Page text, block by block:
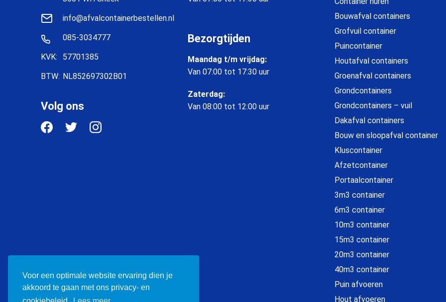
info@afvalcontainerbestellen.nl
085-3034777
KVK: 57701385
BTW: NL852697302B01
Volg ons
Bezorgtijden
Maandag t/m vrijdag:
Van 07:00 tot 17:30 uur
Zaterdag:
Van 08:00 tot 12:00 uur
Bouwafval containers
Grofvuil container
Puincontainer
Houtafval containers
Groenafval containers
Grondcontainers
Grondcontainers – vuil
Dakafval containers
Bouw en sloopafval container
Kluscontainer
Afzetcontainer
Portaalcontainer
3m3 container
6m3 container
10m3 container
15m3 container
20m3 container
40m3 container
Puin afvoeren
Hout afvoeren
Voor een optimale website ervaring dien je
akkoord te gaan met ons privacy- en